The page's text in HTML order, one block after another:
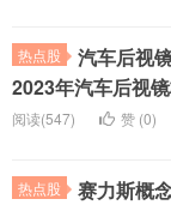
热点股
汽车后视
2023年汽车后视
阅读(547)
赞 (0)
热点股
赛力斯概